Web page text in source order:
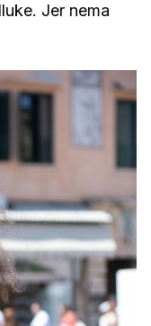
Jer nema